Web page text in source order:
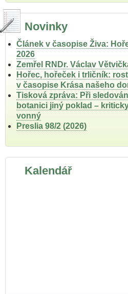
Novinky
Článek v časopise Živa:
2026
Zemřel RNDr. Václav
Hořec, hořeček i trličník:
v časopise Krása našeho
Tisková zpráva: Při
botanici jiný poklad –
vonný
Preslia 98/2 (2026)
Kalendář